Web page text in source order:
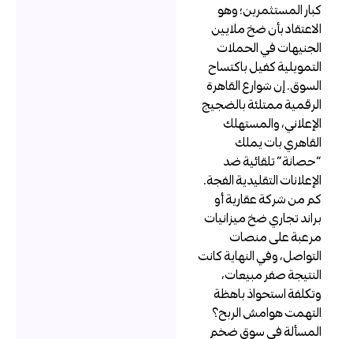
كبار المستثمرين؛ وهو
الاعتقاد بأن ضخ ملايين
الجنيهات في الحملات
التمويلية كفيل باكتساح
السوق. إن شوارع القاهرة
الرقمية ممتلئة بالضجيج
الإعلاني، والمستهلك
القاهري بات يملك
“حصانة” تلقائية ضد
الإعلانات التقليدية الفجة.
كم من شركة عقارية أو
براند تجاري ضخ ميزانيات
مرعبة على منصات
التواصل، وفي النهاية كانت
النتيجة صفر مبيعات،
وتكلفة استحواذ باهظة
التهمت هوامش الربح؟
المسألة في سوق ضخم